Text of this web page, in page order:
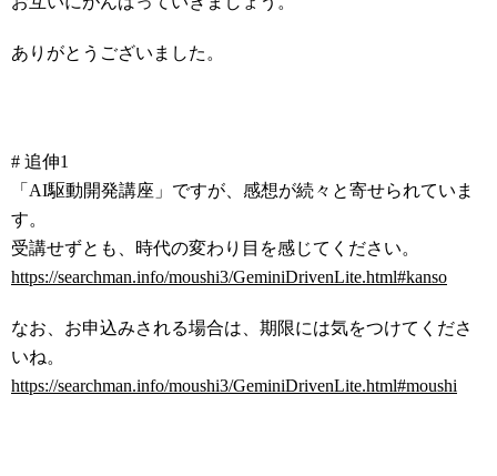
ありがとうございました。
# 追伸1
「AI駆動開発講座」ですが、感想が続々と寄せられていま
す。
受講せずとも、時代の変わり目を感じてください。
https://searchman.info/moushi3/GeminiDrivenLite.html#kanso
なお、お申込みされる場合は、期限には気をつけてくださ
いね。
https://searchman.info/moushi3/GeminiDrivenLite.html#moushi